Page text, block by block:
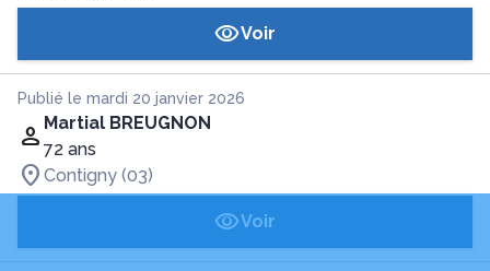
Voir
Publié le mardi 20 janvier 2026
Martial BREUGNON
72 ans
Contigny (03)
Voir